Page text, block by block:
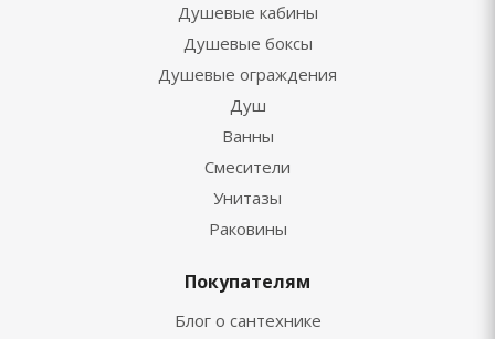
Душевые кабины
Душевые боксы
Душевые ограждения
Душ
Ванны
Смесители
Унитазы
Раковины
Покупателям
Блог о сантехнике